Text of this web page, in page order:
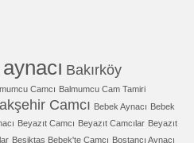
aynacı Bakırköy
Camcı Balmumcu Cam Tamiri
Camcı Bebek Aynacı Bebek
Beyazıt Camcı Beyazıt Camcılar Beyazıt
Beşiktaş Bebek'te Camcı Bostancı Aynacı